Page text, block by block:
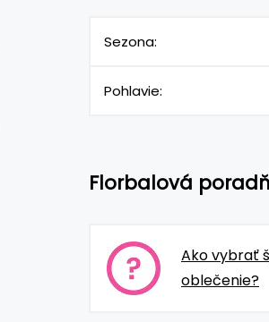
Sezona:
Pohlavie:
Florbalová
Ako vybrať
oblečenie?